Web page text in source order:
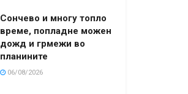
Сончево и многу топло
време, попладне можен
дожд и грмежи во
планините
06/08/2026